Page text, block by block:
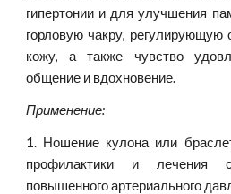
гипертонии и для улучшения
горловую чакру, регулирующую
кожу, а также чувство
общение и вдохновение.
Применение:
1. Ношение кулона или
профилактики и лечения
повышенного артериального